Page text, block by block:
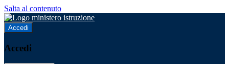
Salta al contenuto
Accedi
Accedi